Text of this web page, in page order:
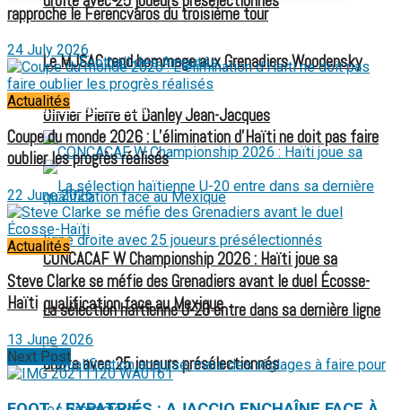
Le MJSAC rend hommage aux Grenadiers Woodensky
Olivier Pierre et Danley Jean-Jacques
La sélection haïtienne U-20 entre dans sa dernière ligne
droite avec 25 joueurs présélectionnés
Football des Amputés
FOOTBALL FÉMININ
CONCACAF W Championship 2026 : Haïti joue sa
qualification face au Mexique
rapproche le Ferencváros du troisième tour
24 July 2026
Actualités
Coupe du monde 2026 : L’élimination d’Haïti ne doit pas faire
oublier les progrès réalisés
22 June 2026
Actualités
Steve Clarke se méfie des Grenadiers avant le duel Écosse-
Haïti
13 June 2026
Next Post